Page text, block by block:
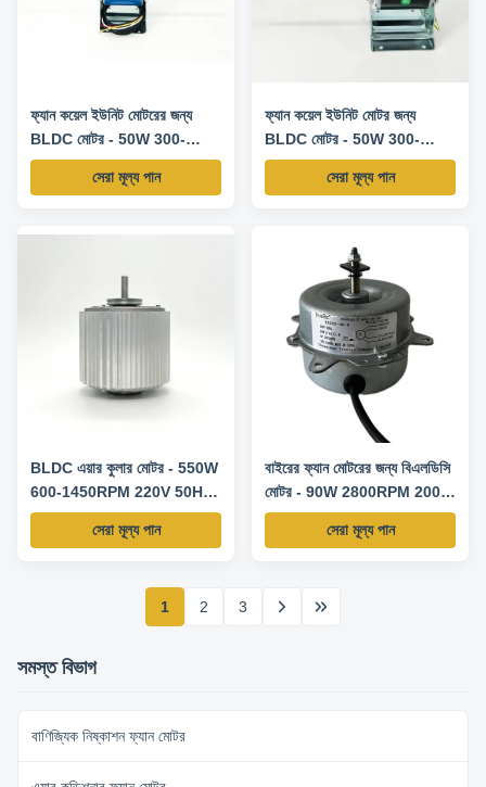
ফ্যান কয়েল ইউনিট মোটরের জন্য
BLDC মোটর - 50W 300-
1500RPM 200-240V
সেরা মূল্য পান
ফ্যান কয়েল ইউনিট মোটর জন্য
BLDC মোটর - 50W 300-
1300RPM 220V
সেরা মূল্য পান
BLDC এয়ার কুলার মোটর - 550W
600-1450RPM 220V 50HZ
0-10V স্পিড কন্ট্রোল/PWM
সেরা মূল্য পান
বাইরের ফ্যান মোটরের জন্য বিএলডিসি
মোটর - 90W 2800RPM 200V
50HZ
সেরা মূল্য পান
1 2 3
সমস্ত বিভাগ
বাণিজ্যিক নিষ্কাশন ফ্যান মোটর